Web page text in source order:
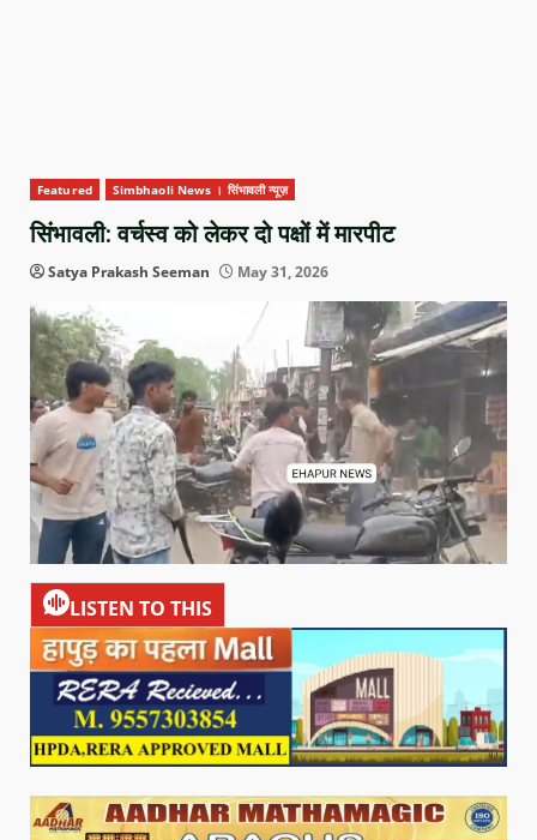
Featured Simbhaoli News । सिंभावली न्यूज़
सिंभावली: वर्चस्व को लेकर दो पक्षों में मारपीट
Satya Prakash Seeman May 31, 2026
LISTEN TO THIS